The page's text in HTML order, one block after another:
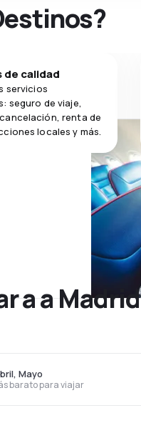
de calidad
servicios
seguro de viaje,
renta de
locales y más.
a a Madrid
barato para viajar
Mayo